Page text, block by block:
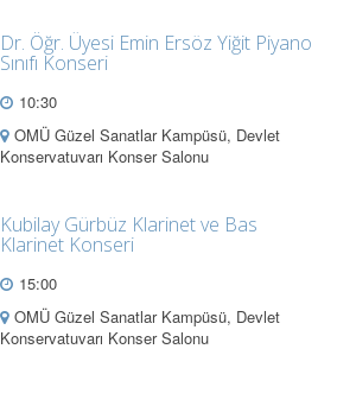
Dr. Öğr. Üyesi Emin Ersöz Yiğit Piyano
Sınıfı Konseri
10:30
OMÜ Güzel Sanatlar Kampüsü, Devlet
Konservatuvarı Konser Salonu
Kubilay Gürbüz Klarinet ve Bas
Klarinet Konseri
15:00
OMÜ Güzel Sanatlar Kampüsü, Devlet
Konservatuvarı Konser Salonu